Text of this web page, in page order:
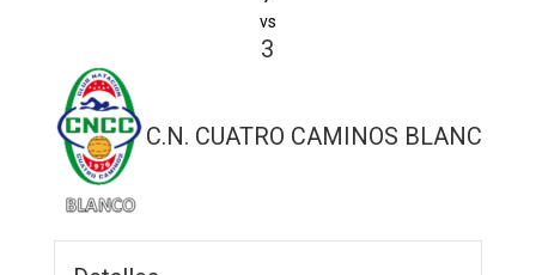
vs
3
C.N. CUATRO CAMINOS BLANCO